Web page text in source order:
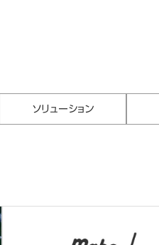
ソリューション